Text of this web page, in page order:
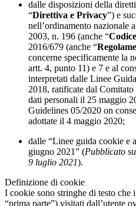
dalle disposizioni della
“Direttiva e Privacy”) e
nell’ordinamento nazionale
2003, n. 196 (anche “Codice
2016/679 (anche “
concerne specificamente la
artt. 4, punto 11) e 7 e al
interpretati dalle Linee
2018, ratificate dal
dati personali il 25 maggio
Guidelines 05/2020 on
adottate il 4 maggio 2020;
dalle “Linee guida cookie e
giugno 2021” (Pubblicato
9 luglio 2021).
Definizione di cookie
I cookie sono stringhe di testo che
“prima parte”) visitati dall’utente